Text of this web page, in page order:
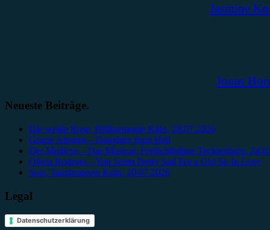
Jasmine
Jonas
Neueste Beiträge.
Die weiße Rose, Philharmonie Köln, 28.07.2026
Gracie Abrams – Daughter from Hell
Der Medicus – Das Musical, Freilichtbühne Tecklenburg,
Olivia Rodrigo – You Seem Pretty Sad For a Girl So In Love
Seal, Tanzbrunnen Köln, 20.07.2026
Legal
Datenschutzerklärung